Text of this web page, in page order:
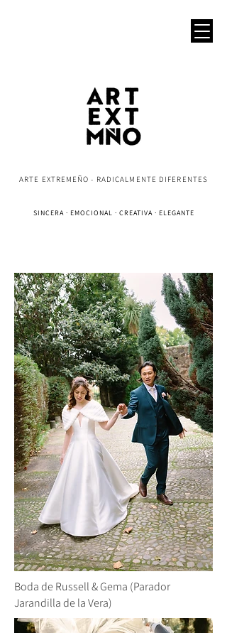
ARTE EXTREMEÑO - RADICALMENTE DIFERENTES
SINCERA · EMOCIONAL · CREATIVA · ELEGANTE
Boda de Russell & Gema (Parador
Jarandilla de la Vera)